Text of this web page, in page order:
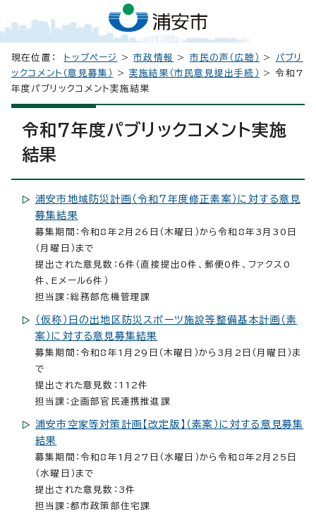
現在位置： トップページ >市政情報 > 市民の声（広聴） > パブリ
ックコメント（意見募集）
>実施結果（市民意見提出手続）
> 令和7
年度パブリックコメント実施結果
令和7年度パブリックコメント実施
結果
浦安市地域防災計画（令和7年度修正素案）に対する意見
募集結果
募集期間：令和8年2月26日（木曜日）から令和8年3月30日
（月曜日）まで
提出された意見数：6件（直接提出0件、郵便0件、ファクス0
件、Eメール6件）
担当課：総務部危機管理課
（仮称）日の出地区防災スポーツ施設等整備基本計画（素
案）に対する意見募集結果
募集期間：令和8年1月29日（木曜日）から3月2日（月曜日）ま
で
提出された意見数：112件
担当課：企画部官民連携推進課
浦安市空家等対策計画【改定版】（素案）に対する意見募集
結果
募集期間：令和8年1月27日（水曜日）から令和8年2月25日
（水曜日）まで
提出された意見数：3件
担当課：都市政策部住宅課